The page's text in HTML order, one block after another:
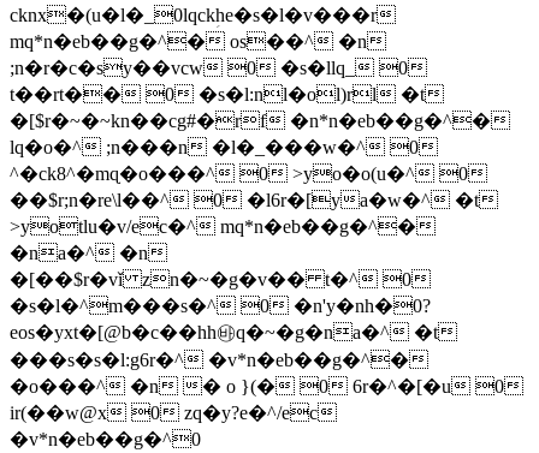
cknx�(u�l�_0lqckؚhe�s�l�v���r
mq*n�eb��g�^� os��^ �n
;n�r�c�sy��vcw 0 �s�llq_ 0
t��rt�� 0 �s�l:nl�ol)rl �t
�[$r�~�~kn��cg#�rf �n*n�eb��g�^�
lq�o�^ ;n���n �l�_���w�^ 0
^�ck8^�mɋ�o���^ 0 >yo�o(u�^ 0
��$r;n�re\l��^ 0 �l6r�[ya�w�^ �t
>yotlu�v/ec�^ mq*n�eb��g�^�
�na�^ �n
�[��$r�vǐ zn�~�g�v�� t�^ 0
�s�l�^m���s�^ 0 �n'y�nh�0?
eos�yxt�[@b�c��hh㉳q�~�g�na�^ �t
���s�s�l:g6r�^ �v*n�eb��g�^�
�o���^ �n � o }(� 0 6r�^�[�u 0
ir(��w@x 0 zq�y?e�^/ec
�v*n�eb��g�^0